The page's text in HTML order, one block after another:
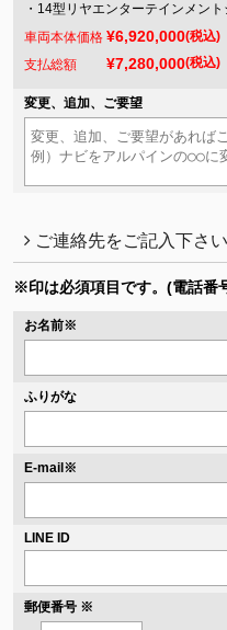
・14型リヤエンターテインメン
車両本体価格 ¥6,920,000(税込)
支払総額 ¥7,280,000(税込)
変更、追加、ご要望
ご連絡先をご記入下さい
※印は必須項目です。 (電話番
お名前※
ふりがな
E-mail ※
LINE ID
郵便番号 ※